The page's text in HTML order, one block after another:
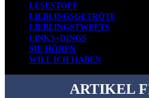
LESESTOFF
LIEBLINGSGETRÖTE
LIEBLINGSTWEETS
LINKS+DINGS
SIE HÖREN
WILL ICH HABEN
ARTIKEL